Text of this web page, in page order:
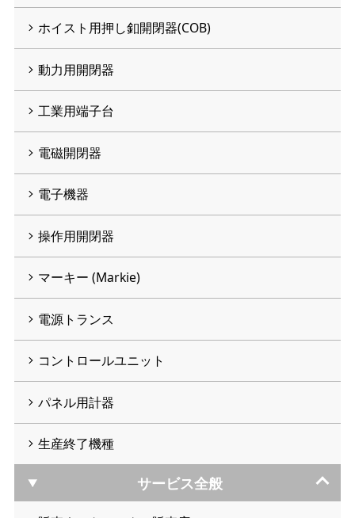
ホイスト用押し釦開閉器(COB)
動力用開閉器
工業用端子台
電磁開閉器
電子機器
操作用開閉器
マーキー (Markie)
電源トランス
コントロールユニット
パネル用計器
生産終了機種
サービス全般